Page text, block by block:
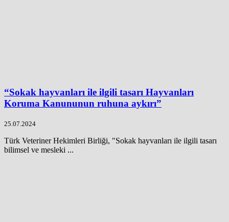
“Sokak hayvanları ile ilgili tasarı Hayvanları
Koruma Kanununun ruhuna aykırı”
25.07.2024
Türk Veteriner Hekimleri Birliği, "Sokak hayvanları ile ilgili tasarı
bilimsel ve mesleki ...